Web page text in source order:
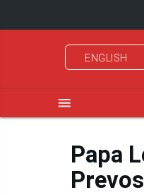
ENGLISH
menu
Papa